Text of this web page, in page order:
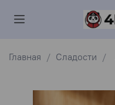
Главная Сладости